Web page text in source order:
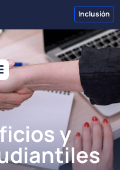
Inclusión
y